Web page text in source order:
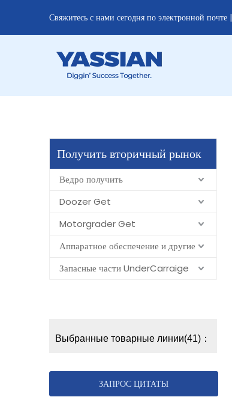
Свяжитесь с нами сегодня по электронной почте |
Получить вторичный рынок
Ведро получить
Doozer Get
Motorgrader Get
Аппаратное обеспечение и другие
Запасные части UnderCarraige
Выбранные товарные линии(41)：
ЗАПРОС ЦИТАТЫ